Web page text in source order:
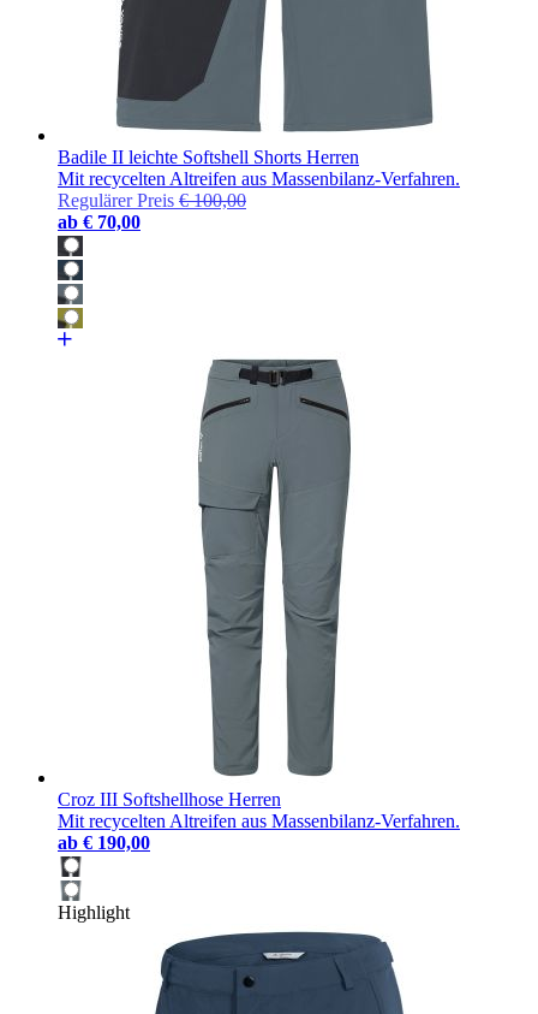
Badile II leichte Softshell Shorts Herren
Mit recycelten Altreifen aus Massenbilanz-Verfahren.
Regulärer Preis € 100,00
ab € 70,00
Croz III Softshellhose Herren
Mit recycelten Altreifen aus Massenbilanz-Verfahren.
ab € 190,00
Highlight